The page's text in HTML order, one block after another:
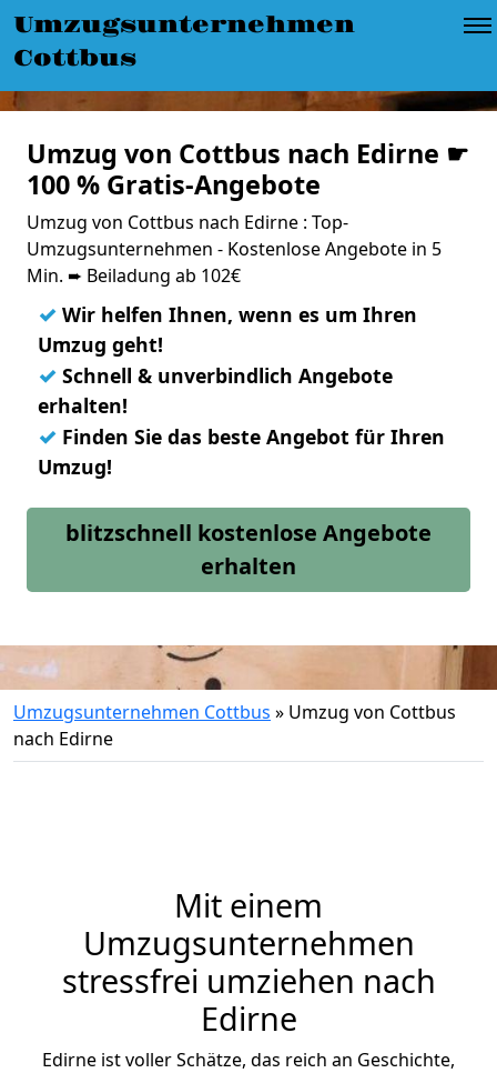
Umzugsunternehmen
Cottbus
Umzug von Cottbus nach Edirne ☛
100 % Gratis-Angebote
Umzug von Cottbus nach Edirne : Top-
Umzugsunternehmen - Kostenlose Angebote in 5
Min. ➨ Beiladung ab 102€
✓ Wir helfen Ihnen, wenn es um Ihren
Umzug geht!
✓ Schnell & unverbindlich Angebote
erhalten!
✓ Finden Sie das beste Angebot für Ihren
Umzug!
blitzschnell kostenlose Angebote
erhalten
Umzugsunternehmen Cottbus » Umzug von Cottbus
nach Edirne
Mit einem
Umzugsunternehmen
stressfrei umziehen nach
Edirne
Edirne ist voller Schätze, das reich an Geschichte,